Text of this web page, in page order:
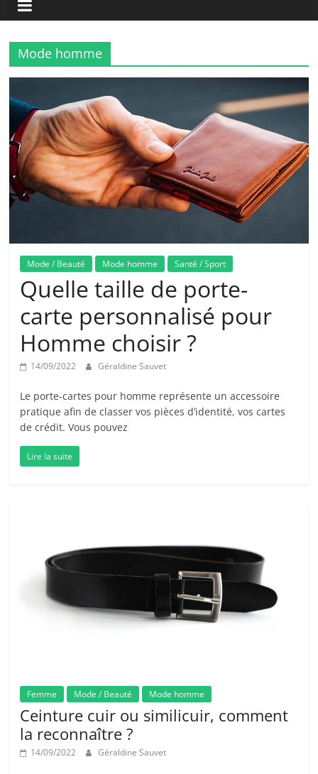
Mode homme
Mode / Beauté Mode homme Santé / Sport
Quelle taille de porte-
carte personnalisé pour
Homme choisir ?
14/09/2022 Géraldine Sauvet
Le porte-cartes pour homme représente un accessoire
pratique afin de classer vos pièces d’identité, vos cartes
de crédit. Vous pouvez
Lire la suite
Femme Mode / Beauté Mode homme
Ceinture cuir ou similicuir, comment
la reconnaître ?
14/09/2022 Géraldine Sauvet